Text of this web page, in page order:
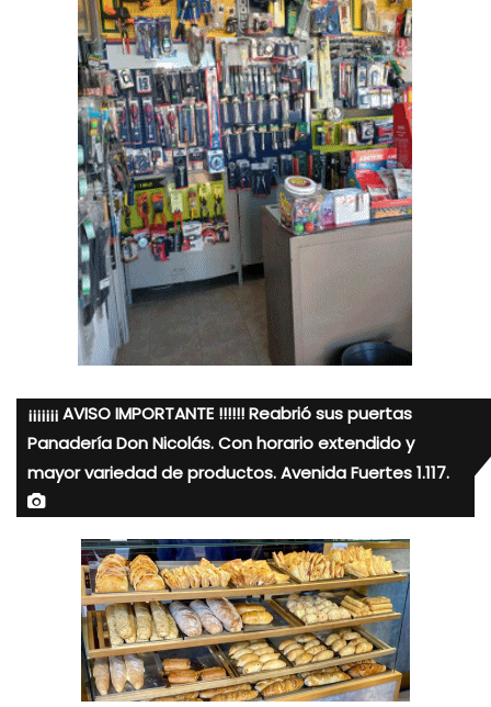
¡¡¡¡¡¡¡ AVISO IMPORTANTE !!!!!! Reabrió sus puertas
Panadería Don Nicolás. Con horario extendido y
mayor variedad de productos. Avenida Fuertes 1.117.